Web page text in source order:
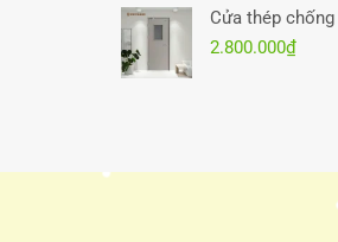
Cửa thép
2.800.000₫